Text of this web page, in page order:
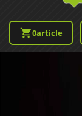
0article